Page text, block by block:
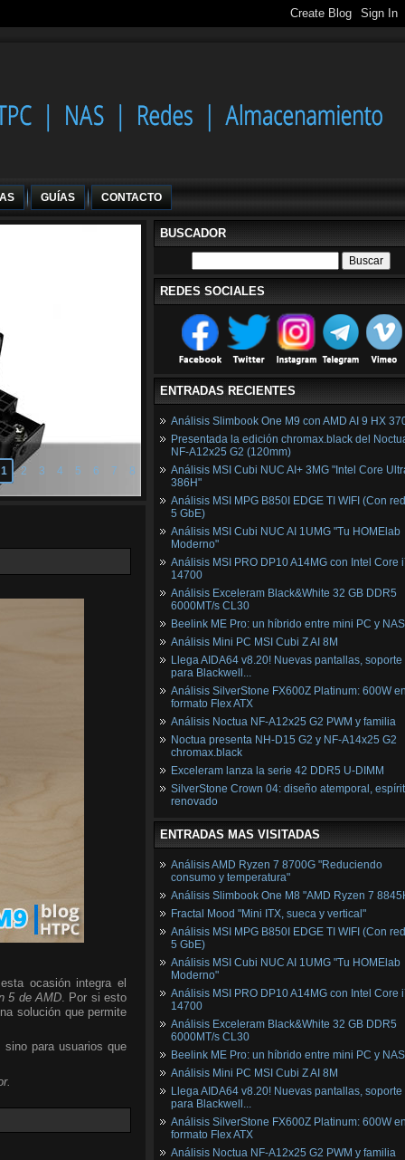
GUÍAS CONTACTO
1 2 3 4 5 6 7 8
esta ocasión integra el
5 de AMD . Por si esto
solución que permite
sino para usuarios que
BUSCADOR
REDES SOCIALES
ENTRADAS RECIENTES
Análisis Slimbook One M9 con AMD AI 9 HX
Presentada la edición chromax.black del
NF‑A12x25 G2 (120mm)
Análisis MSI Cubi NUC AI+ 3MG "Intel Core
386H"
Análisis MSI MPG B850I EDGE TI WIFI (Con
5 GbE)
Análisis MSI Cubi NUC AI 1UMG "Tu HOMElab
Moderno"
Análisis MSI PRO DP10 A14MG con Intel Core
14700
Análisis Exceleram Black&White 32 GB DDR5
6000MT/s CL30
Beelink ME Pro: un híbrido entre mini PC y NAS
Análisis Mini PC MSI Cubi Z AI 8M
Llega AIDA64 v8.20! Nuevas pantallas, soporte
para Blackwell...
Análisis SilverStone FX600Z Platinum: 600W
formato Flex ATX
Análisis Noctua NF-A12x25 G2 PWM y familia
Noctua presenta NH-D15 G2 y NF-A14x25 G2
chromax.black
Exceleram lanza la serie 42 DDR5 U-DIMM
SilverStone Crown 04: diseño atemporal,
renovado
ENTRADAS MAS VISITADAS
Análisis AMD Ryzen 7 8700G "Reduciendo
consumo y temperatura"
Análisis Slimbook One M8 "AMD Ryzen 7
Fractal Mood "Mini ITX, sueca y vertical"
Análisis MSI MPG B850I EDGE TI WIFI (Con
5 GbE)
Análisis MSI Cubi NUC AI 1UMG "Tu HOMElab
Moderno"
Análisis MSI PRO DP10 A14MG con Intel Core
14700
Análisis Exceleram Black&White 32 GB DDR5
6000MT/s CL30
Beelink ME Pro: un híbrido entre mini PC y NAS
Análisis Mini PC MSI Cubi Z AI 8M
Llega AIDA64 v8.20! Nuevas pantallas, soporte
para Blackwell...
Análisis SilverStone FX600Z Platinum: 600W
formato Flex ATX
Análisis Noctua NF-A12x25 G2 PWM y familia